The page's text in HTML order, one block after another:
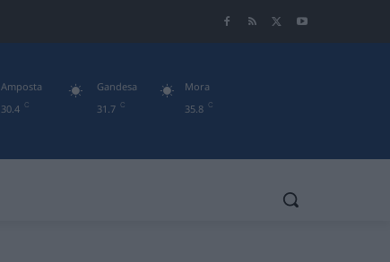
30.4 C
Amposta
31.7 C
Gandesa
35.8 C
Mora